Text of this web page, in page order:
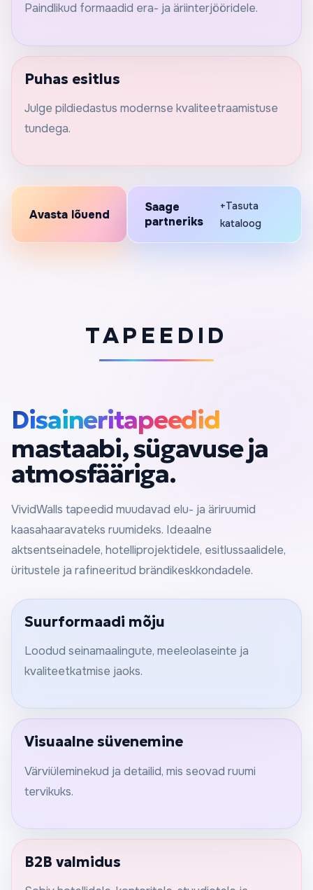
Paindlikud formaadid era- ja äriinterjööridele.
Puhas esitlus
Julge pildiedastus modernse kvaliteetraamistuse
tundega.
Avasta lõuend
Saage
partneriks
+Tasuta
kataloog
TAPEEDID
Disaineritapeedid
mastaabi, sügavuse ja
atmosfääriga.
VividWalls tapeedid muudavad elu- ja äriruumid
kaasahaaravateks ruumideks. Ideaalne
aktsentseinadele, hotelliprojektidele, esitlussaalidele,
üritustele ja rafineeritud brändikeskkondadele.
Suurformaadi mõju
Loodud seinamaalingute, meeleolaseinte ja
kvaliteetkatmise jaoks.
Visuaalne süvenemine
Värviüleminekud ja detailid, mis seovad ruumi
tervikuks.
B2B valmidus